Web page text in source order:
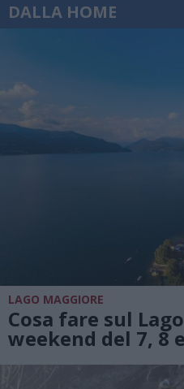
DALLA HOME
LAGO MAGGIORE
Cosa fare sul
weekend del 7, 8